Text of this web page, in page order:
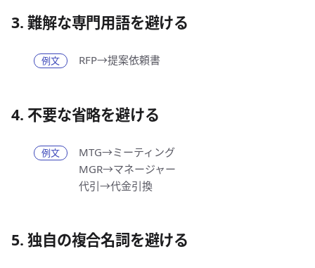
3. 難解な専門用語を避ける
RFP→提案依頼書
4. 不要な省略を避ける
MTG→ミーティング
MGR→マネージャー
代引→代金引換
5. 独自の複合名詞を避ける